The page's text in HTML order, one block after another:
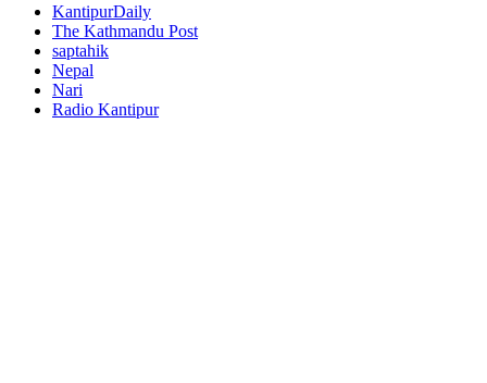
KantipurDaily
The Kathmandu Post
saptahik
Nepal
Nari
Radio Kantipur